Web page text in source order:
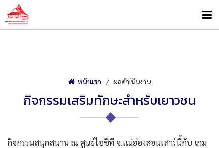
หน้าแรก ผลดำเนินงาน
กิจกรรมเสริมทักษะสำหรับเยาวชน
กิจกรรมสนุกสนาน ณ ศูนย์ไอซีที จ.แม่ฮ่องสอนเสาร์นี้กับ เกม